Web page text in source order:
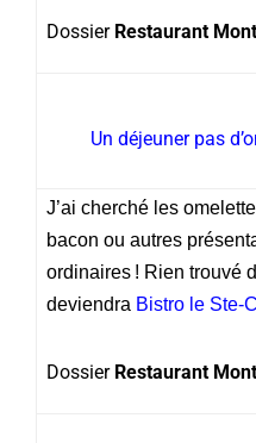
Dossier Restaurant
Un déjeuner pas
J’ai cherché les
bacon ou autres
ordinaires ! Rien trouvé
deviendra Bistro le Ste-
Dossier Restaurant